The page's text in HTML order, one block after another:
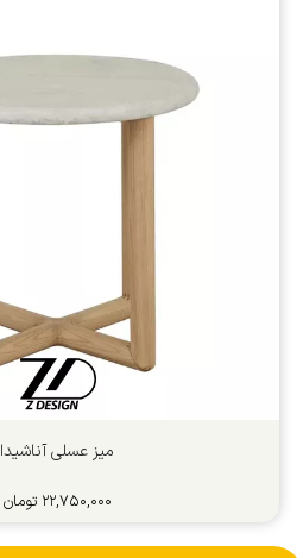
میز عسلی آناشیدا
۲۲,۷۵۰,۰۰۰ تومان